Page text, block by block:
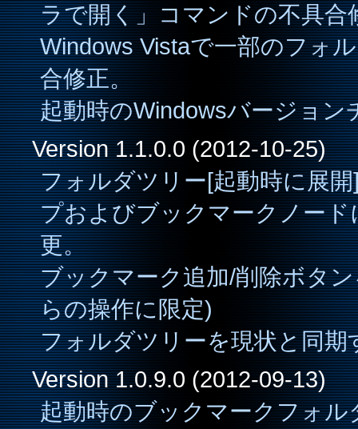
ラで開く」コマンドの不具合
Windows Vistaで一部のフォ
合修正。
起動時のWindowsバージョ
Version 1.1.0.0 (2012-10-25)
フォルダツリー[起動時に展
プおよびブックマークノー
更。
ブックマーク追加/削除ボタ
らの操作に限定)
フォルダツリーを現状と同期
Version 1.0.9.0 (2012-09-13)
起動時のブックマークフォ